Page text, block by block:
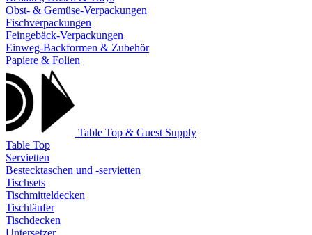
Obst- & Gemüse-Verpackungen
Fischverpackungen
Feingebäck-Verpackungen
Einweg-Backformen & Zubehör
Papiere & Folien
Table Top & Guest Supply
Table Top
Servietten
Bestecktaschen und -servietten
Tischsets
Tischmitteldecken
Tischläufer
Tischdecken